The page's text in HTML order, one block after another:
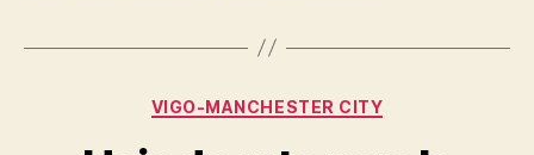
Categorías
VIGO-MANCHESTER CITY